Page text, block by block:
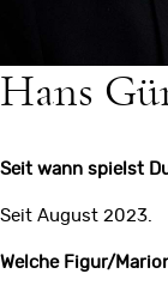
Hans
Seit wann spielst
Seit August 2023.
Welche Figur/